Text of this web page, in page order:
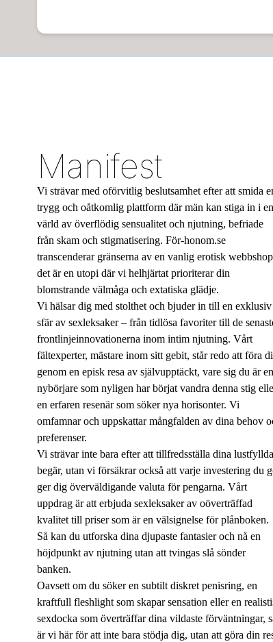
Manifest
Vi strävar med oförvitlig beslutsamhet efter att smida
trygg och oåtkomlig plattform där män kan stiga in i en
värld av överflödig sensualitet och njutning, befriade
från skam och stigmatisering. För-honom.se
transcenderar gränserna av en vanlig erotisk
det är en utopi där vi helhjärtat prioriterar din
blomstrande välmåga och extatiska glädje.
Vi hälsar dig med stolthet och bjuder in till en exklusiv
sfär av sexleksaker – från tidlösa favoriter till de
frontlinjeinnovationerna inom intim njutning. Vårt
fältexperter, mästare inom sitt gebit, står redo att föra
genom en episk resa av självupptäckt, vare sig du är en
nybörjare som nyligen har börjat vandra denna stig
en erfaren resenär som söker nya horisonter. Vi
omfamnar och uppskattar mångfalden av dina behov
preferenser.
Vi strävar inte bara efter att tillfredsställa dina lustfyllda
begär, utan vi försäkrar också att varje investering du
ger dig överväldigande valuta för pengarna. Vårt
uppdrag är att erbjuda sexleksaker av oöverträffad
kvalitet till priser som är en välsignelse för plånboken.
Så kan du utforska dina djupaste fantasier och nå en
höjdpunkt av njutning utan att tvingas slå sönder
banken.
Oavsett om du söker en subtilt diskret penisring, en
kraftfull fleshlight som skapar sensation eller en
sexdocka som överträffar dina vildaste förväntningar,
är vi här för att inte bara stödja dig, utan att göra din